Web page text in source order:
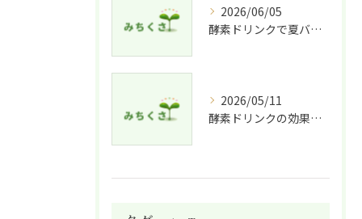
2026/06/05
酵素ドリンクで夏バテ予防法
2026/05/11
酵素ドリンクの効果的な飲み方と適した人